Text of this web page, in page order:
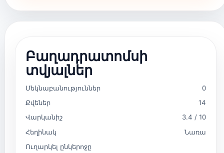
Բաղադրատոմսի
տվյալներ
Մեկնաբանություններ
0
Քվեներ
14
Վարկանիշ
3.4 / 10
Հեղինակ
Նառա
Ուղարկել ընկերոջը